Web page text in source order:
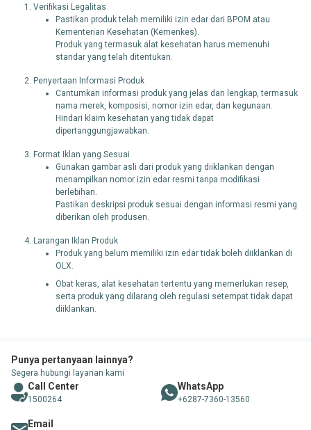
Verifikasi Legalitas
Pastikan produk telah memiliki izin edar dari BPOM atau
Kementerian Kesehatan (Kemenkes).
Produk yang termasuk alat kesehatan harus memenuhi
standar yang telah ditentukan.
Penyertaan Informasi Produk
Cantumkan informasi produk yang jelas dan lengkap, termasuk
nama merek, komposisi, nomor izin edar, dan kegunaan.
Hindari klaim kesehatan yang tidak dapat
dipertanggungjawabkan.
Format Iklan yang Sesuai
Gunakan gambar asli dari produk yang diiklankan dengan
menampilkan nomor izin edar resmi tanpa modifikasi
berlebihan.
Pastikan deskripsi produk sesuai dengan informasi resmi yang
diberikan oleh produsen.
Larangan Iklan Produk
Produk yang belum memiliki izin edar tidak boleh diiklankan di
OLX.
Obat keras, alat kesehatan tertentu yang memerlukan resep,
serta produk yang dilarang oleh regulasi setempat tidak dapat
diiklankan.
Punya pertanyaan lainnya?
Segera hubungi layanan kami
Call Center
1500264
WhatsApp
+6287-7360-13560
Email